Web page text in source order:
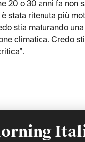
20 o 30 anni fa non
stata ritenuta più
stia maturando
climatica. Credo